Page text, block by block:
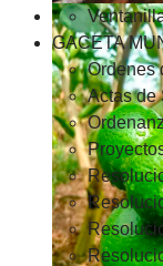
GACETA
Ordenes
Actas de